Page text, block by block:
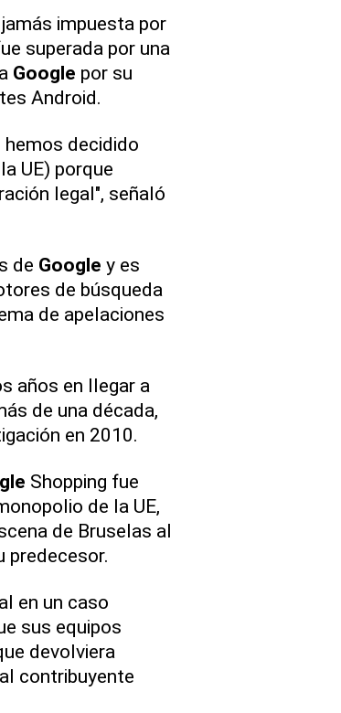
impuesta por
superada por una
Google por su
Android.
hemos decidido
UE) porque
legal", señaló
de Google y es
de búsqueda
de apelaciones
años en llegar a
de una década,
en 2010.
Shopping fue
de la UE,
de Bruselas al
predecesor.
en un caso
sus equipos
devolviera
contribuyente